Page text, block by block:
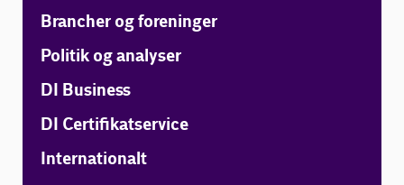
Brancher og foreninger
Politik og analyser
DI Business
DI Certifikatservice
Internationalt